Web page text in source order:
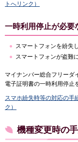
トへリンク）
一時利用停止が必要
スマートフォンを紛失
スマートフォンが盗難
マイナンバー総合フリーダ
電子証明書の一時利用停止
スマホ紛失時等の対応の手
ク）
機種変更時の